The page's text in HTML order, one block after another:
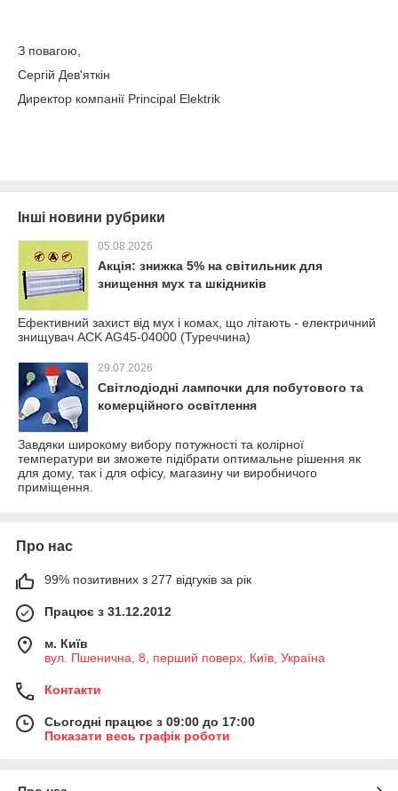
З повагою,
Сергій Дев'яткін
Директор компанії Principal Elektrik
Інші новини рубрики
05.08.2026
Акція: знижка 5% на світильник для
знищення мух та шкідників
Ефективний захист від мух і комах, що літають - електричний
знищувач ACK AG45-04000 (Туреччина)
29.07.2026
Світлодіодні лампочки для побутового та
комерційного освітлення
Завдяки широкому вибору потужності та колірної
температури ви зможете підібрати оптимальне рішення як
для дому, так і для офісу, магазину чи виробничого
приміщення.
Про нас
99% позитивних з 277 відгуків за рік
Працює з 31.12.2012
м. Київ
вул. Пшенична, 8, перший поверх, Київ, Україна
Контакти
Сьогодні працює з 09:00 до 17:00
Показати весь графік роботи